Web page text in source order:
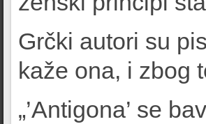
Grčki autori su
kaže ona, i zbog
„’Antigona’ se